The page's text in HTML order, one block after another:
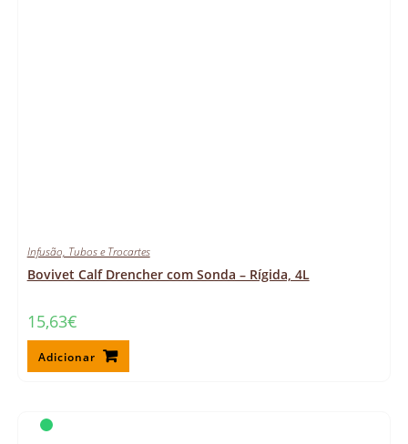
Infusão, Tubos e Trocartes
Bovivet Calf Drencher com Sonda – Rígida, 4L
15,63€
Adicionar